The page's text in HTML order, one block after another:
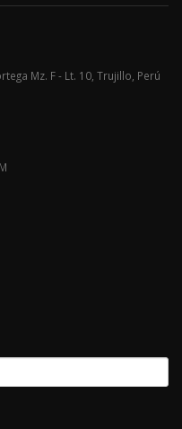
Mz. F - Lt. 10, Trujillo, Perú